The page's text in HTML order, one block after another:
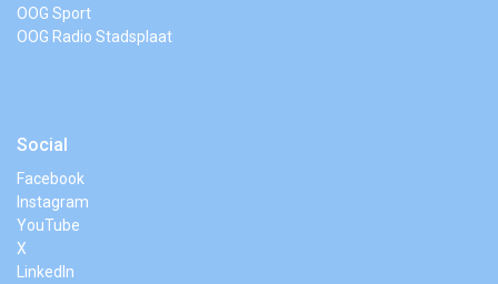
OOG Sport
OOG Radio Stadsplaat
Social
Facebook
Instagram
YouTube
X
LinkedIn